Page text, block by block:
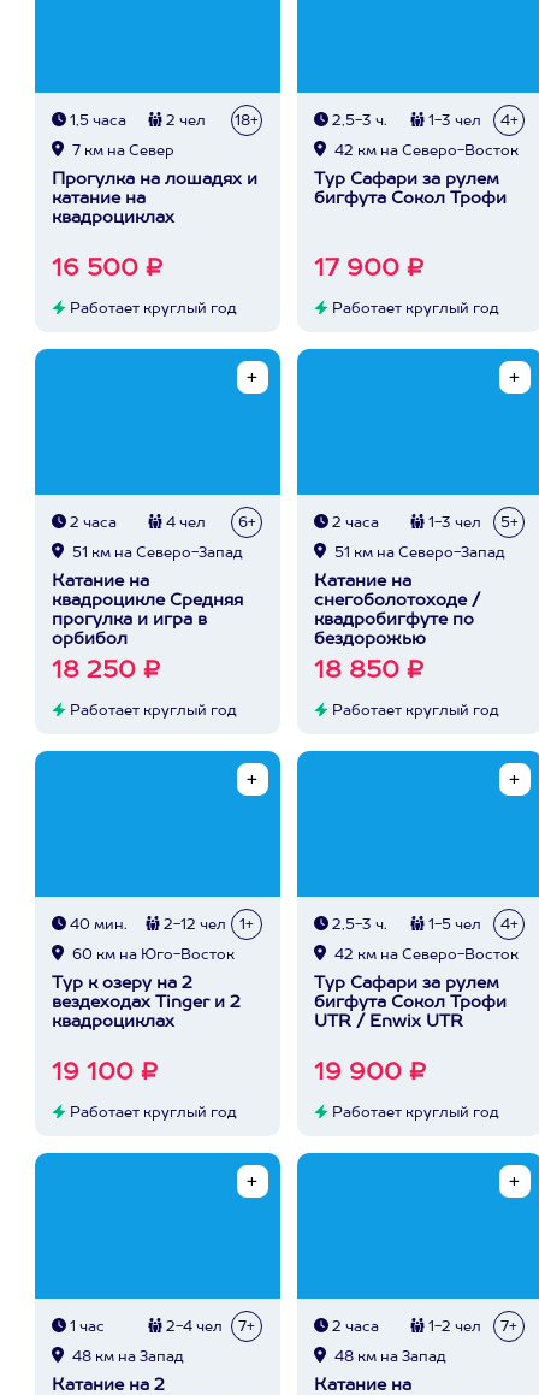
1,5 часа 2 чел 18+
7 км на Север
Прогулка на лошадях и
катание на
квадроциклах
16 500 ₽
Работает круглый год
2,5-3 ч. 1-3 чел 4+
42 км на Северо-Восток
Тур Сафари за рулем
бигфута Сокол Трофи
17 900 ₽
Работает круглый год
2 часа 4 чел 6+
51 км на Северо-Запад
Катание на
квадроцикле Средняя
прогулка и игра в
орбибол
18 250 ₽
Работает круглый год
2 часа 1-3 чел 5+
51 км на Северо-Запад
Катание на
снегоболотоходе /
квадробигфуте по
бездорожью
18 850 ₽
Работает круглый год
40 мин. 2-12 чел 1+
60 км на Юго-Восток
Тур к озеру на 2
вездеходах Tinger и 2
квадроциклах
19 100 ₽
Работает круглый год
2,5-3 ч. 1-5 чел 4+
42 км на Северо-Восток
Тур Сафари за рулем
бигфута Сокол Трофи
UTR / Enwix UTR
19 900 ₽
Работает круглый год
1 час 2-4 чел 7+
48 км на Запад
Катание на 2
2 часа 1-2 чел 7+
48 км на Запад
Катание на